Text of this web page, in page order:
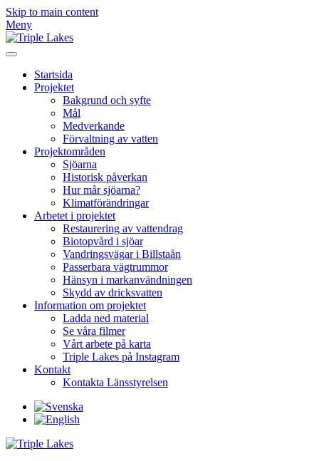
Skip to main content
Meny
Startsida
Projektet
Bakgrund och syfte
Mål
Medverkande
Förvaltning av vatten
Projektområden
Sjöarna
Historisk påverkan
Hur mår sjöarna?
Klimatförändringar
Arbetet i projektet
Restaurering av vattendrag
Biotopvård i sjöar
Vandringsvägar i Billstaån
Passerbara vägtrummor
Hänsyn i markanvändningen
Skydd av dricksvatten
Information om projektet
Ladda ned material
Se våra filmer
Vårt arbete på karta
Triple Lakes på Instagram
Kontakt
Kontakta Länsstyrelsen